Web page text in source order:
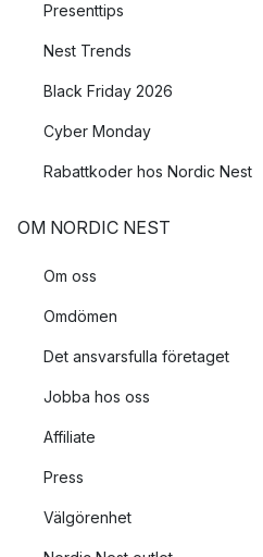
Presenttips
Nest Trends
Black Friday 2026
Cyber Monday
Rabattkoder hos Nordic Nest
OM NORDIC NEST
Om oss
Omdömen
Det ansvarsfulla företaget
Jobba hos oss
Affiliate
Press
Välgörenhet